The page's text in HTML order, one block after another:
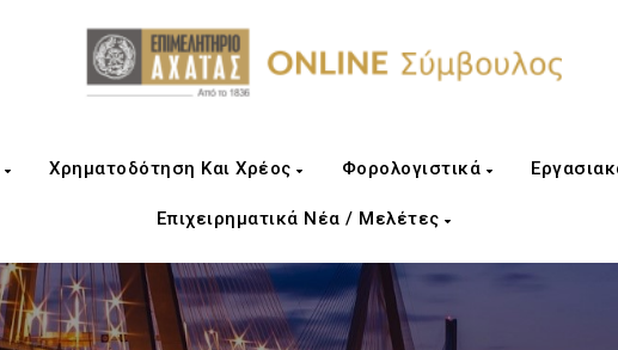
Χρηματοδότηση Και Χρέος Φορολογιστικά
Επιχειρηματικά Νέα / Μελέτες